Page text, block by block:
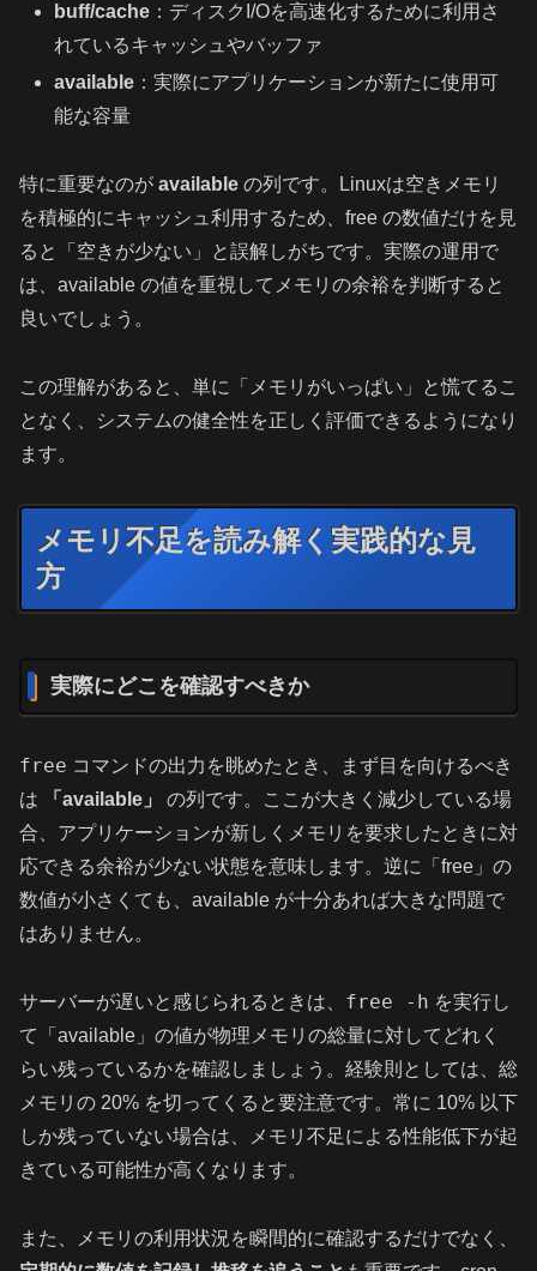
buff/cache ：ディスクI/Oを高速化するために利用さ
れているキャッシュやバッファ
available ：実際にアプリケーションが新たに使用可
能な容量
特に重要なのが available の列です。Linuxは空きメモリ
を積極的にキャッシュ利用するため、free の数値だけを見
ると「空きが少ない」と誤解しがちです。実際の運用で
は、available の値を重視してメモリの余裕を判断すると
良いでしょう。
この理解があると、単に「メモリがいっぱい」と慌てるこ
となく、システムの健全性を正しく評価できるようになり
ます。
メモリ不足を読み解く実践的な見
方
実際にどこを確認すべきか
free コマンドの出力を眺めたとき、まず目を向けるべき
は
「available」
の列です。ここが大きく減少している場
合、アプリケーションが新しくメモリを要求したときに対
応できる余裕が少ない状態を意味します。逆に「free」の
数値が小さくても、available が十分あれば大きな問題で
はありません。
サーバーが遅いと感じられるときは、 free -h を実行し
て「available」の値が物理メモリの総量に対してどれく
らい残っているかを確認しましょう。経験則としては、総
メモリの 20% を切ってくると要注意です。常に 10% 以下
しか残っていない場合は、メモリ不足による性能低下が起
きている可能性が高くなります。
また、メモリの利用状況を瞬間的に確認するだけでなく、